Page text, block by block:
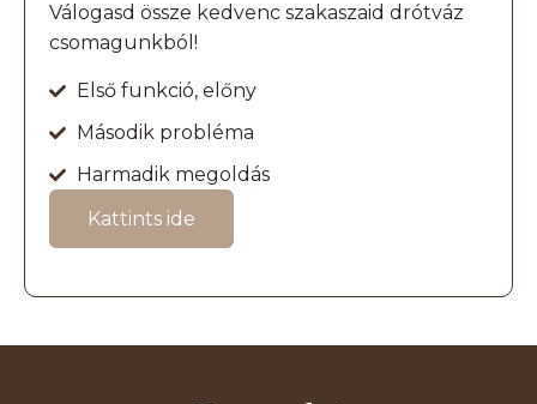
Válogasd össze kedvenc szakaszaid drótváz
csomagunkból!
Első funkció, előny
Második probléma
Harmadik megoldás
Kattints ide